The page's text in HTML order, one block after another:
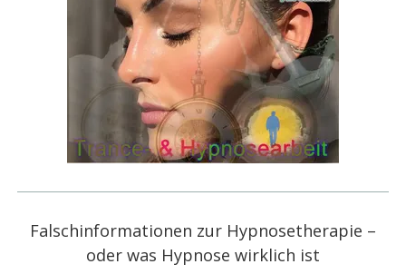
Falschinformationen zur Hypnosetherapie –
oder was Hypnose wirklich ist